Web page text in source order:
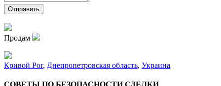
Продам
Кривой Рог, Днепропетровская область, Украина
СОВЕТЫ ПО БЕЗОПАСНОСТИ СДЕЛКИ